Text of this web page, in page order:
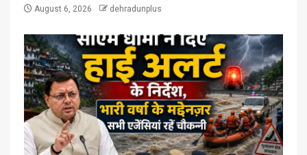
August 6, 2026 dehradunplus